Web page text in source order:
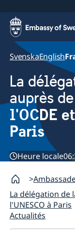
SvenskaEnglish
La
auprès de
l'OCDE
Paris
Heure locale
La délégation de
l'UNESCO à Paris
Actualités